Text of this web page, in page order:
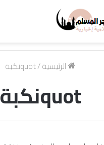
الرئيسية/quotنكبة
quotنكبة